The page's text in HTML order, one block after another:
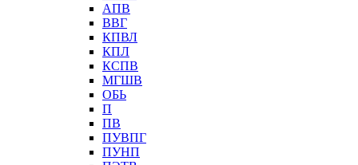
АПВ
ВВГ
КПВЛ
КПЛ
КСПВ
МГШВ
ОБЬ
П
ПВ
ПУВПГ
ПУНП